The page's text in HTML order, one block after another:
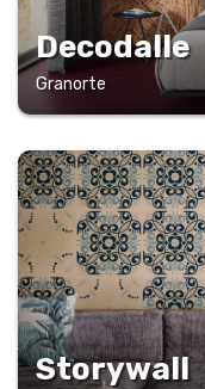
Decodalle
Granorte
Storywall